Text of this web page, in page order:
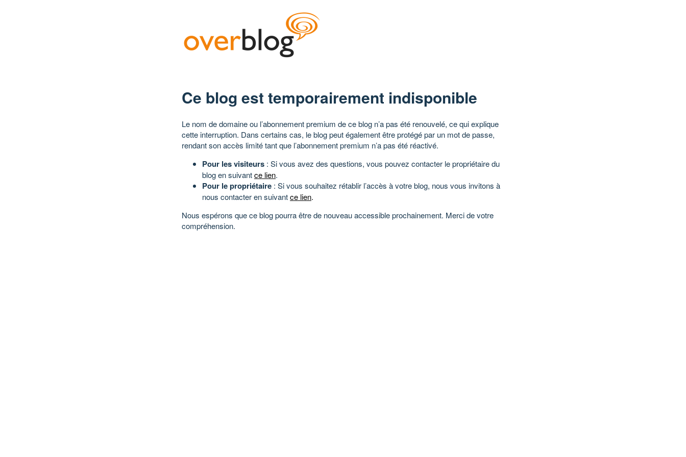
Ce blog est temporairement indisponible
Le nom de domaine ou l’abonnement premium de ce blog n’a pas été renouvelé, ce qui explique
cette interruption. Dans certains cas, le blog peut également être protégé par un mot de passe,
rendant son accès limité tant que l’abonnement premium n’a pas été réactivé.
Pour les visiteurs : Si vous avez des questions, vous pouvez contacter le propriétaire du
blog en suivantce lien.
Pour le propriétaire : Si vous souhaitez rétablir l’accès à votre blog, nous vous invitons à
nous contacter en suivantce lien.
Nous espérons que ce blog pourra être de nouveau accessible prochainement. Merci de votre
compréhension.